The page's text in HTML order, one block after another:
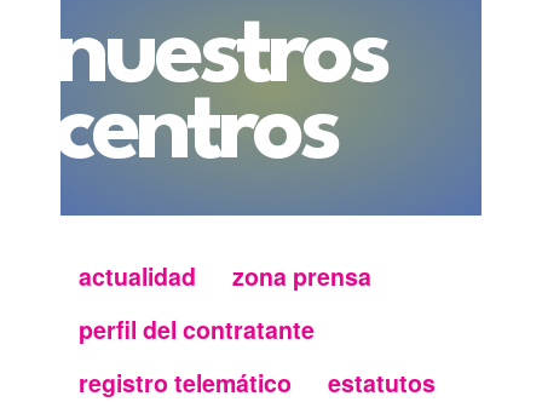
nuestros
centros
Menu
secundario
actualidad
zona prensa
perfil del contratante
registro telemático
estatutos